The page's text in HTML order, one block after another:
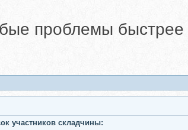
проблемы
участников складчины: